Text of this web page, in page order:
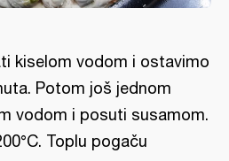
kiselom vodom i ostavimo
Potom još jednom
vodom i posuti susamom.
Toplu pogaču